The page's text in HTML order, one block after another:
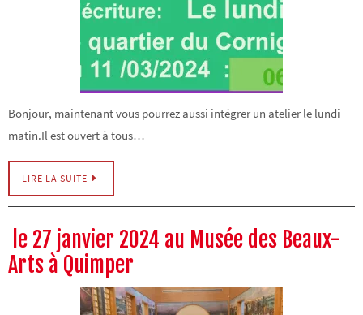
Bonjour, maintenant vous pourrez aussi intégrer un atelier le lundi
matin.Il est ouvert à tous…
LIRE LA SUITE
le 27 janvier 2024 au Musée des Beaux-
Arts à Quimper